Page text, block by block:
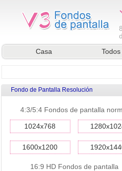
Casa
Fondo de Pantalla Resolución
4:3/5:4 Fondos de pantalla
1024x768
1600x1200
16:9 HD Fondos de pantalla